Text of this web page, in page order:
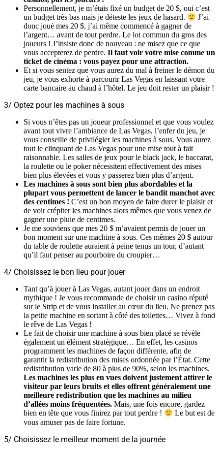
Personnellement, je m’étais fixé un budget de 20 $, oui c’est
un budget très bas mais je déteste les jeux de hasard.
J’ai
donc joué mes 20 $, j’ai même commencé à gagner de
l’argent… avant de tout perdre. Le lot commun du gros des
joueurs ! J’insiste donc de nouveau : ne misez que ce que
vous accepterez de perdre. Il faut voir votre mise comme un
ticket de cinéma : vous payez pour une attraction.
Et si vous sentez que vous aurez du mal à freiner le démon du
jeu, je vous exhorte à parcourir Las Vegas en laissant votre
carte bancaire au chaud à l’hôtel. Le jeu doit rester un plaisir !
3/ Optez pour les machines à sous
Si vous n’êtes pas un joueur professionnel et que vous voulez
avant tout vivre l’ambiance de Las Vegas, l’enfer du jeu, je
vous conseille de privilégier les machines à sous. Vous aurez
tout le clinquant de Las Vegas pour une mise tout à fait
raisonnable. Les salles de jeux pour le black jack, le baccarat,
la roulette ou le poker nécessitent effectivement des mises
bien plus élevées et vous y passerez bien plus d’argent.
Les machines à sous sont bien plus abordables et la
plupart vous permettent de lancer le bandit manchot avec
des centimes ! C’est un bon moyen de faire durer le plaisir et
de voir crépiter les machines alors mêmes que vous venez de
gagner une pluie de centimes.
Je me souviens que mes 20 $ m’avaient permis de jouer un
bon moment sur une machine à sous. Ces mêmes 20 $ autour
du table de roulette auraient à peine tenus un tour, d’autant
qu’il faut penser au pourboire du croupier…
4/ Choisissez le bon lieu pour jouer
Tant qu’à jouer à Las Vegas, autant jouer dans un endroit
mythique ! Je vous recommande de choisir un casino réputé
sur le Strip et de vous installer au cœur du lieu. Ne prenez pas
la petite machine en sortant à côté des toilettes… Vivez à fond
le rêve de Las Vegas !
Le fait de choisir une machine à sous bien placé se révèle
également un élément stratégique… En effet, les casinos
programment les machines de façon différente, afin de
garantir la redistribution des mises ordonnée par l’État. Cette
redistribution varie de 80 à plus de 90%, selon les machines.
Les machines les plus en vues doivent justement attirer le
visiteur par leurs bruits et elles offrent généralement une
meilleure redistribution que les machines au milieu
d’allées moins fréquentées. Mais, une fois encore, gardez
bien en tête que vous finirez par tout perdre !
Le but est de
vous amuser pas de faire fortune.
5/ Choisissez le meilleur moment de la journée